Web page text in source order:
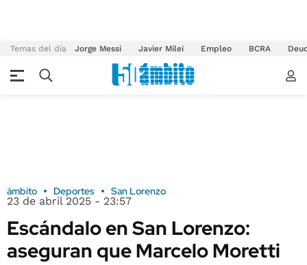
Temas del día Jorge Messi Javier Milei Empleo BCRA
ámbito Deportes San Lorenzo
23 de abril 2025 - 23:57
Escándalo en San Lorenzo:
aseguran que Marcelo Moretti